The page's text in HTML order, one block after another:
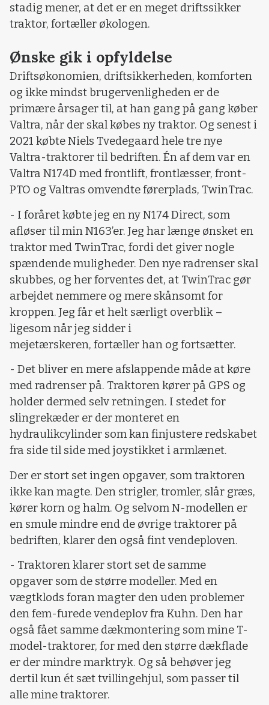
stadig mener, at det er en meget driftssikker
traktor, fortæller økologen.
Ønske gik i opfyldelse
Driftsøkonomien, driftsikkerheden, komforten
og ikke mindst brugervenligheden er de
primære årsager til, at han gang på gang køber
Valtra, når der skal købes ny traktor. Og senest i
2021 købte Niels Tvedegaard hele tre nye
Valtra-traktorer til bedriften. Én af dem var en
Valtra N174D med frontlift, frontlæsser, front-
PTO og Valtras omvendte førerplads, TwinTrac.
- I foråret købte jeg en ny N174 Direct, som
afløser til min N163’er. Jeg har længe ønsket en
traktor med TwinTrac, fordi det giver nogle
spændende muligheder. Den nye radrenser skal
skubbes, og her forventes det, at TwinTrac gør
arbejdet nemmere og mere skånsomt for
kroppen. Jeg får et helt særligt overblik –
ligesom når jeg sidder i
mejetærskeren, fortæller han og fortsætter.
- Det bliver en mere afslappende måde at køre
med radrenser på. Traktoren kører på GPS og
holder dermed selv retningen. I stedet for
slingrekæder er der monteret en
hydraulikcylinder som kan finjustere redskabet
fra side til side med joystikket i armlænet.
Der er stort set ingen opgaver, som traktoren
ikke kan magte. Den strigler, tromler, slår græs,
kører korn og halm. Og selvom N-modellen er
en smule mindre end de øvrige traktorer på
bedriften, klarer den også fint vendeploven.
- Traktoren klarer stort set de samme
opgaver som de større modeller. Med en
vægtklods foran magter den uden problemer
den fem-furede vendeplov fra Kuhn. Den har
også fået samme dækmontering som mine T-
model-traktorer, for med den større dækflade
er der mindre marktryk. Og så behøver jeg
dertil kun ét sæt tvillingehjul, som passer til
alle mine traktorer.